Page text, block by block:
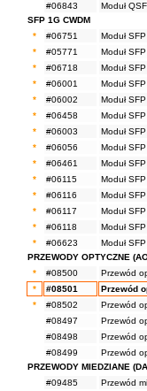
#06843
Moduł
SFP 1G CWDM
*
#06751 Moduł
*
#05771 Moduł
*
#06718 Moduł
*
#06001 Moduł
*
#06002 Moduł
*
#06458 Moduł
*
#06003 Moduł
*
#06056 Moduł
*
#06461 Moduł
*
#06115 Moduł
*
#06116 Moduł
*
#06117 Moduł
*
#06118 Moduł
*
#06623 Moduł
PRZEWODY OPTYCZNE
*
#08500 Przewód
*
#08501 Przewód
*
#08502 Przewód
#08497
Przewód
#08498
Przewód
#08499
Przewód
PRZEWODY MIEDZIANE
#09485
Przewód